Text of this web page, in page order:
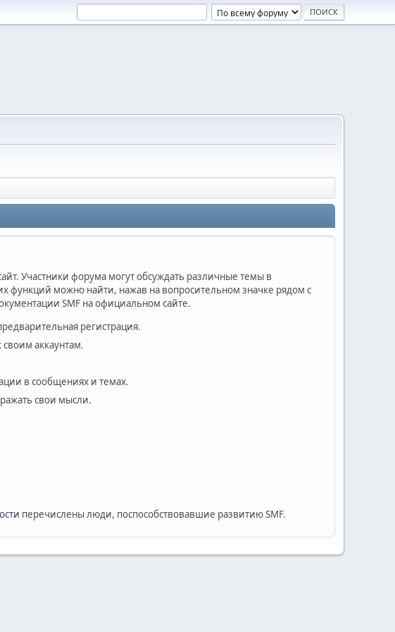
Участники форума могут обсуждать различные темы в
функций можно найти, нажав на вопросительном значке рядом с
SMF на официальном сайте.
регистрация.
аккаунтам.
в сообщениях и темах.
свои мысли.
перечислены люди, поспособствовавшие развитию SMF.